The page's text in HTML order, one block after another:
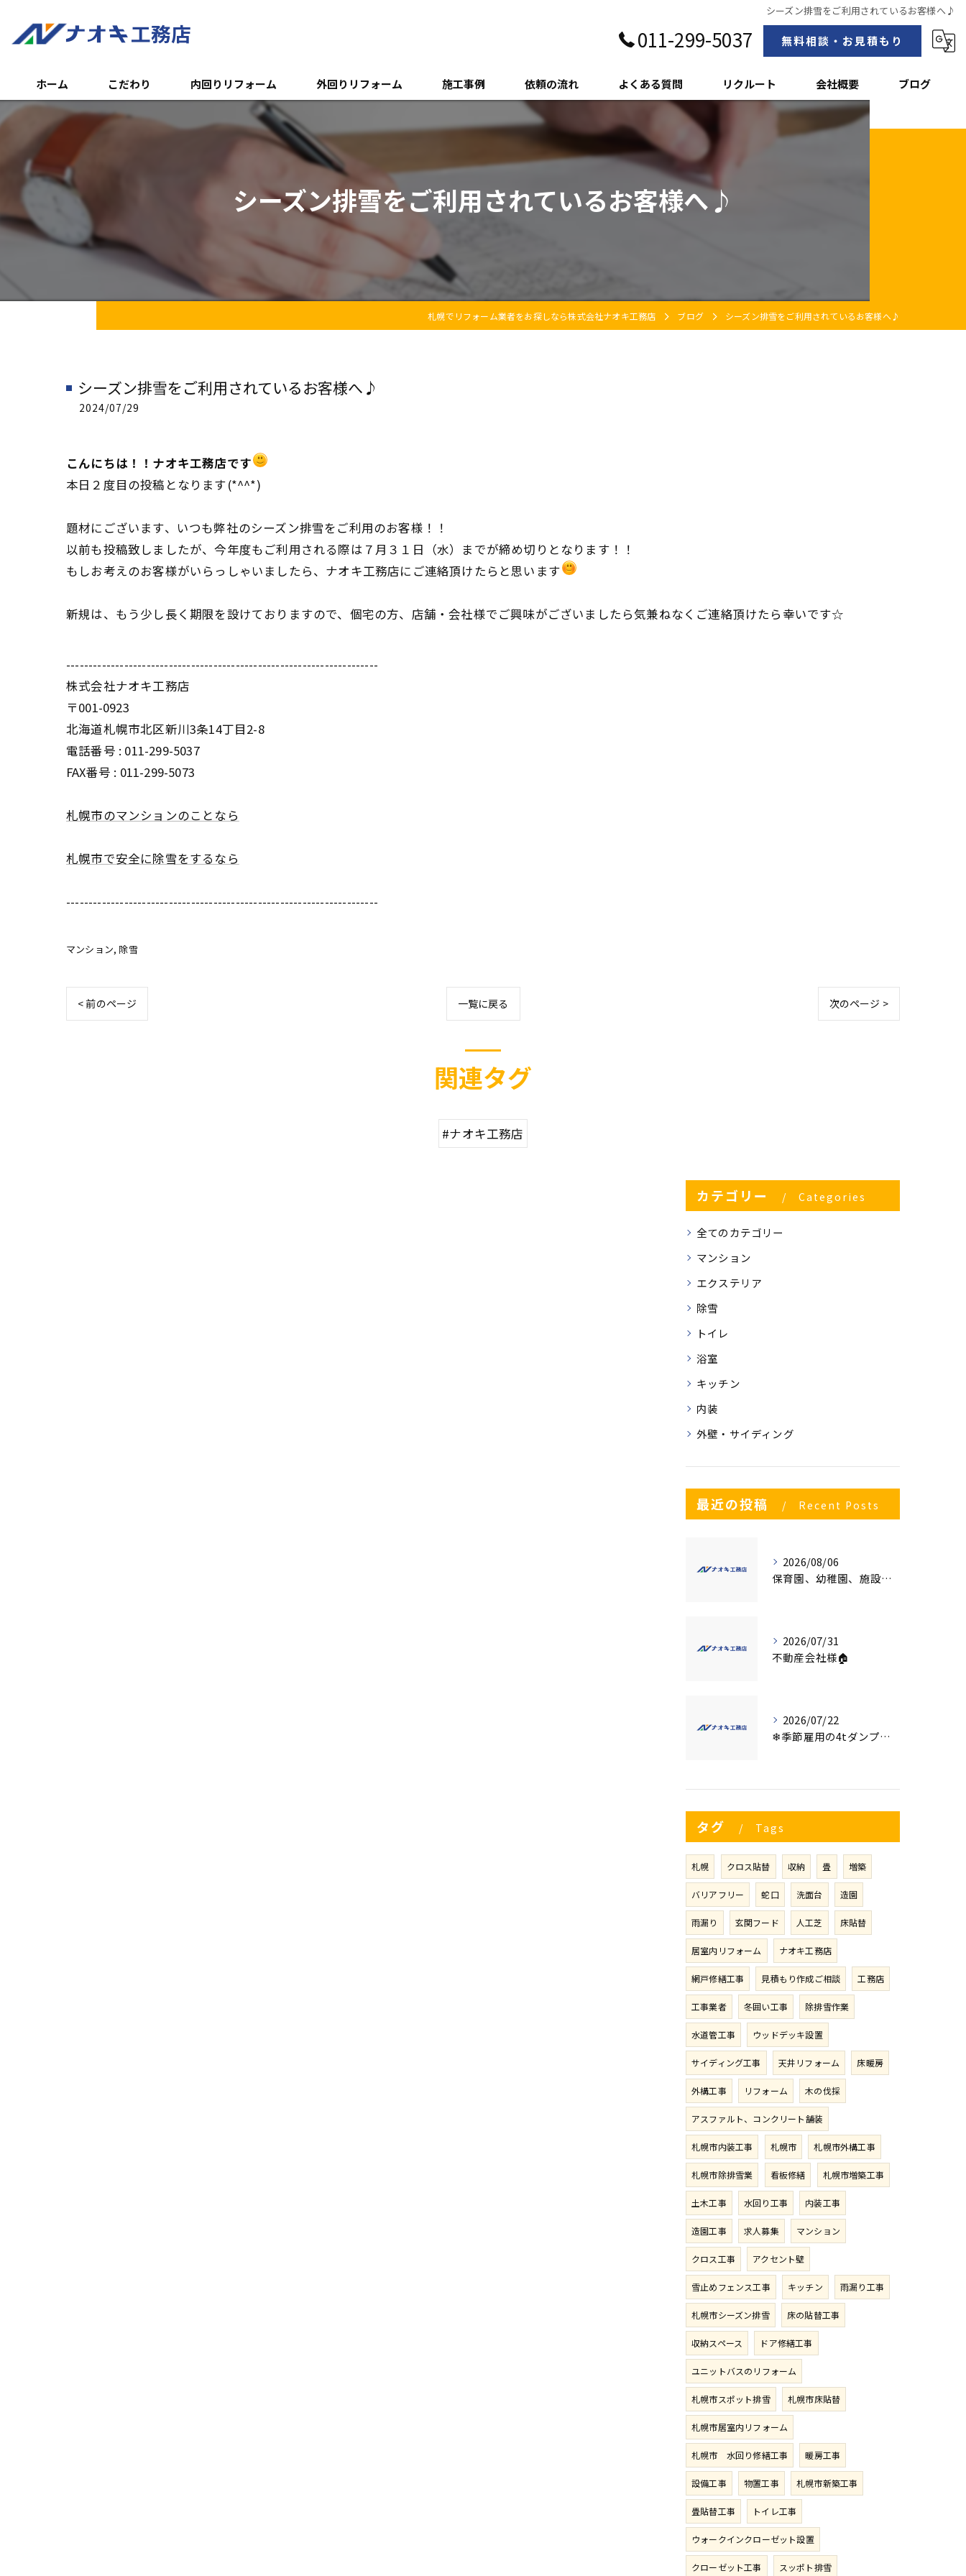
シーズン排雪をご利用されているお客様へ♪
011-299-5037 無料相談・お見積もり
ホーム こだわり 内回りリフォーム
トイレのリフォーム
キッチンのリフォーム
外回りリフォーム
外壁・サイディング
エクステリア
土木・増築
施工事例 依頼の流れ よくある質問 リクルート 会社概要
スタッフ紹介
ブログ
シーズン排雪をご利用されているお客様へ♪
札幌でリフォーム業者をお探しなら株式会社ナオキ工務店 ブログ シーズン排雪をご利用されているお客様へ♪
シーズン排雪をご利用されているお客様へ♪
2024/07/29
こんにちは！！ナオキ工務店です
本日２度目の投稿となります(*^^*)
題材にございます、いつも弊社のシーズン排雪をご利用のお客様！！
以前も投稿致しましたが、今年度もご利用される際は７月３１日（水）までが締め切りとなります！！
もしお考えのお客様がいらっしゃいましたら、ナオキ工務店にご連絡頂けたらと思います
新規は、もう少し長く期限を設けておりますので、個宅の方、店舗・会社様でご興味がございましたら気兼ねなくご連絡頂けたら幸いです☆
----------------------------------------------------------------------
株式会社ナオキ工務店
〒001-0923
北海道札幌市北区新川3条14丁目2-8
電話番号 : 011-299-5037
FAX番号 : 011-299-5073
札幌市のマンションのことなら
札幌市で安全に除雪をするなら
----------------------------------------------------------------------
マンション 除雪
< 前のページ 一覧に戻る 次のページ >
関連タグ
#ナオキ工務店
カテゴリー Categories
全てのカテゴリー
マンション
エクステリア
除雪
トイレ
浴室
キッチン
内装
外壁・サイディング
最近の投稿 Recent Posts
2026/08/06
保育園、幼稚園、施設様！！内装リフォームでお悩み事はございませんか？
2026/07/31
不動産会社様🏠
2026/07/22
❄季節雇用の4tダンプの運転手募集⛄
タグ Tags
札幌 クロス貼替 収納 畳 増築
バリアフリー 蛇口 洗面台 造園
雨漏り 玄関フード 人工芝 床貼替
居室内リフォーム ナオキ工務店
網戸修繕工事 見積もり作成ご相談 工務店
工事業者 冬囲い工事 除排雪作業
水道管工事 ウッドデッキ設置
サイディング工事 天井リフォーム 床暖房
外構工事 リフォーム 木の伐採
アスファルト、コンクリート舗装
札幌市内装工事 札幌市 札幌市外構工事
札幌市除排雪業 看板修繕 札幌市増築工事
土木工事 水回り工事 内装工事
造園工事 求人募集 マンション
クロス工事 アクセント壁
雪止めフェンス工事 キッチン 雨漏り工事
札幌市シーズン排雪 床の貼替工事
収納スペース ドア修繕工事
ユニットバスのリフォーム
札幌市スポット排雪 札幌市床貼替
札幌市居室内リフォーム
札幌市 水回り修繕工事 暖房工事
設備工事 物置工事 札幌市新築工事
畳貼替工事 トイレ工事
ウォークインクローゼット設置
クローゼット工事 スッポト排雪